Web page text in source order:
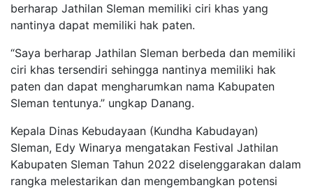
berharap Jathilan Sleman memiliki ciri khas yang
nantinya dapat memiliki hak paten.
“Saya berharap Jathilan Sleman berbeda dan memiliki
ciri khas tersendiri sehingga nantinya memiliki hak
paten dan dapat mengharumkan nama Kabupaten
Sleman tentunya.” ungkap Danang.
Kepala Dinas Kebudayaan (Kundha Kabudayan)
Sleman, Edy Winarya mengatakan Festival Jathilan
Kabupaten Sleman Tahun 2022 diselenggarakan dalam
rangka melestarikan dan mengembangkan potensi